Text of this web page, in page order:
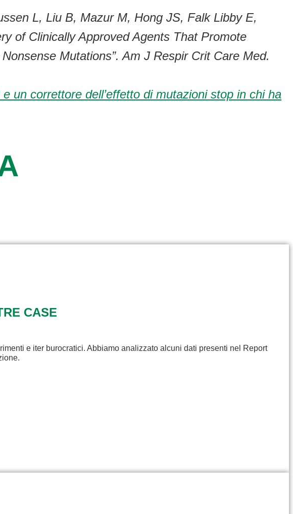
L, Liu B, Mazur M, Hong JS, Falk Libby E,
of Clinically Approved Agents That Promote
Mutations”. Am J Respir Crit Care Med.
un correttore dell’effetto di mutazioni stop in chi ha
CASE
e iter burocratici. Abbiamo analizzato alcuni dati presenti nel Report